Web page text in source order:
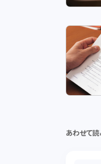
あわせて